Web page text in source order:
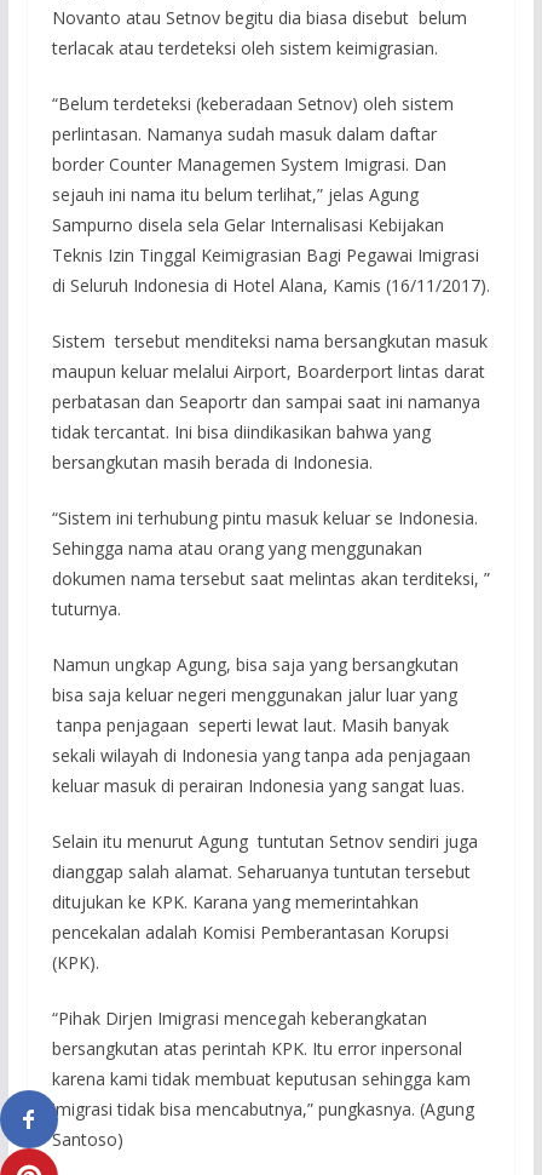
Novanto atau Setnov begitu dia biasa disebut belum
terlacak atau terdeteksi oleh sistem keimigrasian.
“Belum terdeteksi (keberadaan Setnov) oleh sistem
perlintasan. Namanya sudah masuk dalam daftar
border Counter Managemen System Imigrasi. Dan
sejauh ini nama itu belum terlihat,” jelas Agung
Sampurno disela sela Gelar Internalisasi Kebijakan
Teknis Izin Tinggal Keimigrasian Bagi Pegawai Imigrasi
di Seluruh Indonesia di Hotel Alana, Kamis (16/11/2017).
Sistem tersebut menditeksi nama bersangkutan masuk
maupun keluar melalui Airport, Boarderport lintas darat
perbatasan dan Seaportr dan sampai saat ini namanya
tidak tercantat. Ini bisa diindikasikan bahwa yang
bersangkutan masih berada di Indonesia.
“Sistem ini terhubung pintu masuk keluar se Indonesia.
Sehingga nama atau orang yang menggunakan
dokumen nama tersebut saat melintas akan terditeksi, ”
tuturnya.
Namun ungkap Agung, bisa saja yang bersangkutan
bisa saja keluar negeri menggunakan jalur luar yang
tanpa penjagaan seperti lewat laut. Masih banyak
sekali wilayah di Indonesia yang tanpa ada penjagaan
keluar masuk di perairan Indonesia yang sangat luas.
Selain itu menurut Agung tuntutan Setnov sendiri juga
dianggap salah alamat. Seharuanya tuntutan tersebut
ditujukan ke KPK. Karana yang memerintahkan
pencekalan adalah Komisi Pemberantasan Korupsi
(KPK).
“Pihak Dirjen Imigrasi mencegah keberangkatan
bersangkutan atas perintah KPK. Itu error inpersonal
karena kami tidak membuat keputusan sehingga kam
imigrasi tidak bisa mencabutnya,” pungkasnya. (Agung
Santoso)